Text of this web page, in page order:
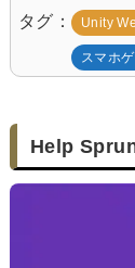
タグ Unity
スマホ
Help